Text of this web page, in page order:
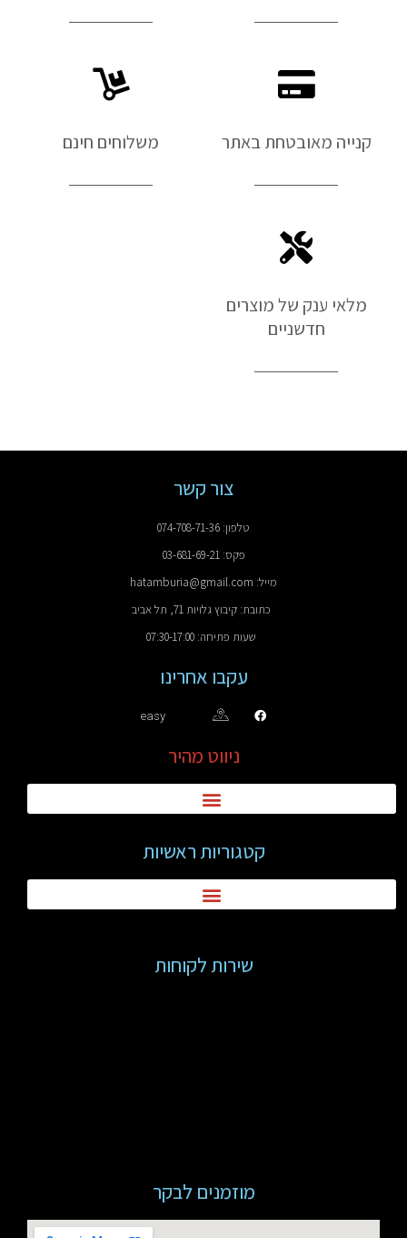
קנייה מאובטחת באתר משלוחים חינם
מלאי ענק של מוצרים
חדשניים
צור קשר
טלפון: 074-708-71-36
פקס: 03-681-69-21
מייל: hatamburia@gmail.com
כתובת: קיבוץ גלויות 71, תל אביב
שעות פתיחה: 07:30-17:00
עקבו אחרינו
easy
ניווט מהיר
קטגוריות ראשיות
שירות לקוחות
מוזמנים לבקר